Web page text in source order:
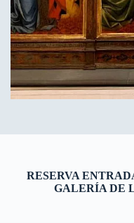
RESERVA
GALERÍA DE